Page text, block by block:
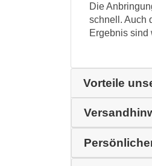
Die
schnell. Auch
Ergebnis sind
Vorteile